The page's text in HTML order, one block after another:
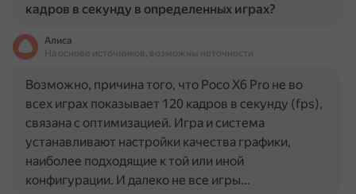
кадров в секунду в определенных играх?
Алиса
На основе источников, возможны неточности
Возможно, причина того, что Poco X6 Pro не во
всех играх показывает 120 кадров в секунду (fps),
связана с оптимизацией. Игра и система
устанавливают настройки качества графики,
наиболее подходящие к той или иной
конфигурации. И далеко не все игры…